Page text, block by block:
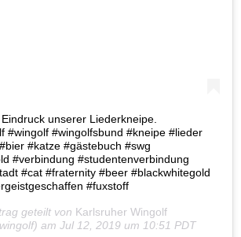
unserer Liederkneipe.
#wingolf #wingolfsbund #kneipe #lieder
#katze #gästebuch #swg
#verbindung #studentenverbindung
#cat #fraternity #beer #blackwhitegold
#fuxstoff
geteilt von Karlsruher Wingolf
am Jul 12, 2019 um 10:51 PDT